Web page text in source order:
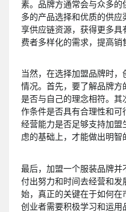
素。品牌方通常会与众多
多的产品选择和优质的供
享供应链资源，获得更多
费者多样化的需求，提高销
当然，在选择加盟品牌时
情况。首先，要了解品牌
是否与自己的理念相符。
作条件是否具有合理性和
经营能力是否足够支持加
虑的基础上，才能做出明智
最后，加盟一个服装品牌
付出努力和时间去经营和
始，真正的关键在于如何在
创业者需要积极学习和运